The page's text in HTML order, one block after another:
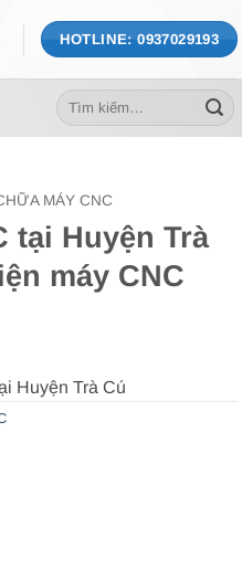
HOTLINE: 0937029193
Tìm
kiếm:
MÁY CNC
tại Huyện Trà
máy CNC